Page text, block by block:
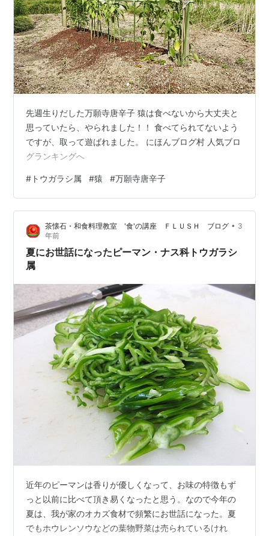
先週生りだした万願寺唐辛子 猿は食べないから大丈夫と
思っていたら、やられました！！ 食べてられてないよう
ですが、取って遊ばれました。 にほんブログ村 人気ブロ
グランキングへ
# トウガラシ属 #猿 #万願寺唐辛子
茶懐石・和食料理教室 '食'の講座 ＦＬＵＳＨ ブログ • 3
年前
夏にお世話になったピーマン・ナス科トウガラシ
属
近年のピーマンは香りが優しくなって、お味の特徴もず
っと以前に比べて頂き易くなったと思う。なので今年の
夏は、我が家のオカズ食材で頻繁にお世話になった。夏
でもホウレンソウなどの葉物野菜は売られているけれ